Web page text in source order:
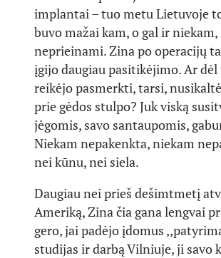
implantai – tuo metu Lietuvoje
buvo mažai kam, o gal ir niekam,
neprieinami. Zina po operacijų
įgijo daugiau pasitikėjimo. Ar dėl
reikėjo pasmerkti, tarsi,
prie gėdos stulpo? Juk viską
jėgomis, savo santaupomis,
Niekam nepakenkta, niekam
nei kūnu, nei siela.
Daugiau nei prieš dešimtmetį
Ameriką, Zina čia gana lengvai
gero, jai padėjo įdomus
studijas ir darbą Vilniuje, ji savo